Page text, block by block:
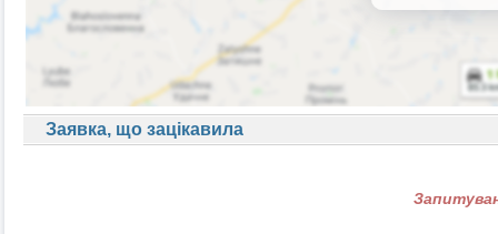
Заявка, що зацікавила